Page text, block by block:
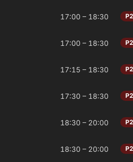
17:00 – 18:30
17:00 – 18:30
17:15 – 18:30
17:30 – 18:30
18:30 – 20:00
18:30 – 20:00